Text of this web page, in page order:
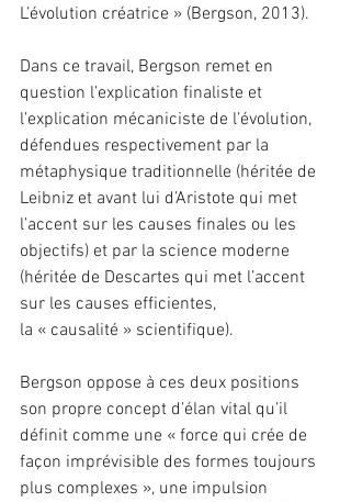
L’évolution créatrice » (Bergson, 2013).
Dans ce travail, Bergson remet en
question l’explication finaliste et
l’explication mécaniciste de l’évolution,
défendues respectivement par la
métaphysique traditionnelle (héritée de
Leibniz et avant lui d’Aristote qui met
l’accent sur les causes finales ou les
objectifs) et par la science moderne
(héritée de Descartes qui met l’accent
sur les causes efficientes,
la « causalité » scientifique).
Bergson oppose à ces deux positions
son propre concept d’élan vital qu’il
définit comme une « force qui crée de
façon imprévisible des formes toujours
plus complexes », une impulsion